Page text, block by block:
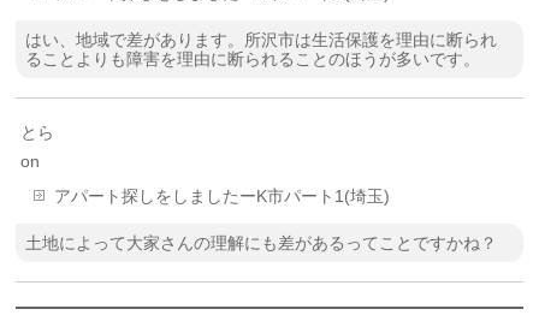
はい、地域で差があります。所沢市は生活保護を理由に断られ
ることよりも障害を理由に断られることのほうが多いです。
とら
on
アパート探しをしましたーK市パート1(埼玉)
土地によって大家さんの理解にも差があるってことですかね？